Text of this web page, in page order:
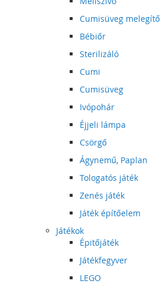
Cumisüveg melegítő
Bébiőr
Sterilizáló
Cumi
Cumisüveg
Ivópohár
Éjjeli lámpa
Csörgő
Ágynemű, Paplan
Tologatós játék
Zenés játék
Játék építőelem
Játékok
Épitőjáték
Játékfegyver
LEGO